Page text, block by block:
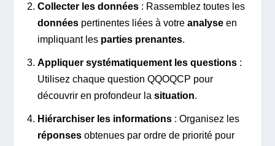
Collecter les données: Rassemblez toutes les
donnéespertinentes liées à votre analyseen
impliquant les parties prenantes.
Appliquer systématiquement les questions:
Utilisez chaque question QQOQCP pour
découvrir en profondeur la situation.
Hiérarchiser les informations: Organisez les
réponsesobtenues par ordre de priorité pour